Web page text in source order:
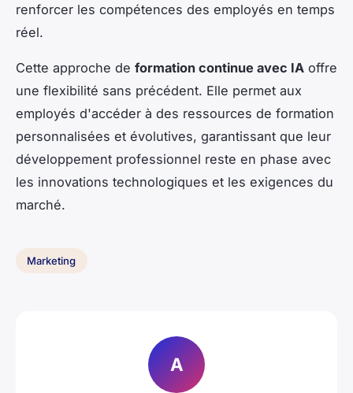
renforcer les compétences des employés en temps
réel.
Cette approche de formation continue avec IA offre
une flexibilité sans précédent. Elle permet aux
employés d'accéder à des ressources de formation
personnalisées et évolutives, garantissant que leur
développement professionnel reste en phase avec
les innovations technologiques et les exigences du
marché.
Marketing
A